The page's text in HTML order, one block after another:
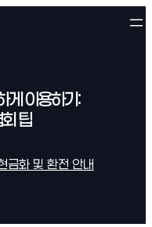
게 이용하기:
팁
금화 및 환전 안내